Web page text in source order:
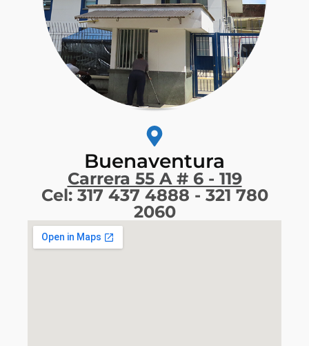
Buenaventura
Carrera 55 A # 6 - 119
Cel: 317 437 4888 - 321 780
2060